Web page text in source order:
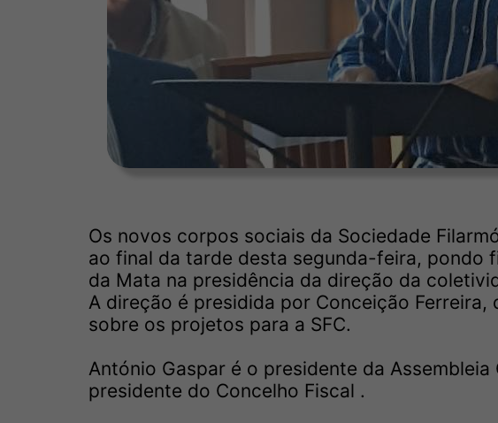
Os novos corpos sociais da Sociedade
ao final da tarde desta segunda-feira, pondo
da Mata na presidência da direção da
A direção é presidida por Conceição Ferreira,
sobre os projetos para a SFC.
António Gaspar é o presidente da
presidente do Concelho Fiscal .